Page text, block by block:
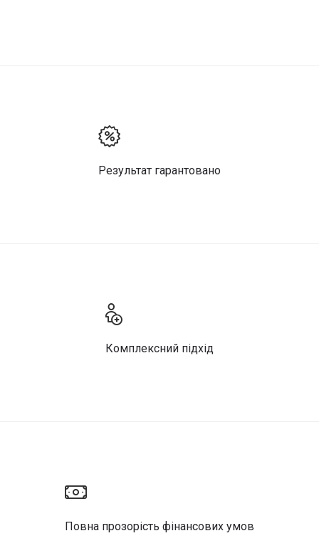
Результат гарантовано
Комплексний підхід
Повна прозорість фінансових умов